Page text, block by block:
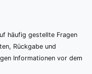
häufig gestellte Fragen
Rückgabe und
Informationen vor dem